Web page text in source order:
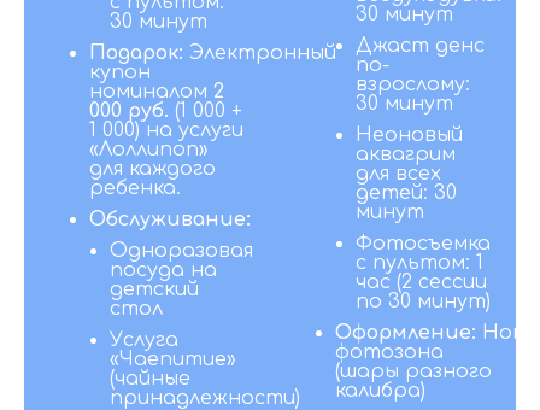
30 минут
Подарок: Электронный
купон
номиналом2
000 руб. (1 000 +
1 000) на услуги
«Лоллипоп»
для каждого
ребенка.
Обслуживание:
Одноразовая
посуда на
детский
стол
Услуга
«Чаепитие»
(чайные
принадлежности)
30 минут
Джаст денс
по-
взрослому:
30 минут
Неоновый
аквагрим
для всех
детей: 30
минут
Фотосъемка
с пультом: 1
час (2 сессии
по 30 минут)
Оформление:
фотозона
(шары разного
калибра)